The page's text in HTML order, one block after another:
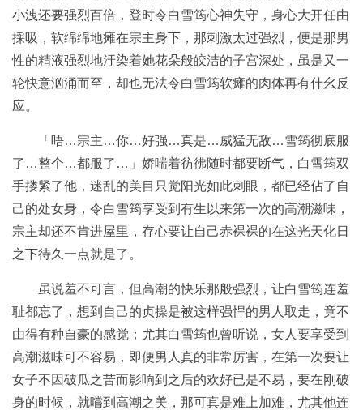
小洩还要强烈百倍，登时令白雪筠心神失守，身心大开任由
採吸，软绵绵地瘫在宗主身下，那刺激太过强烈，便是那男
性的精液强烈地汙染着她花朵般皎洁的子宫深处，虽是又一
轮快意汹涌而至，却也无法令白雪筠软瘫的肉体再有什幺反
应。
「唔…宗主…你…好强…真是…威猛无敌…雪筠彻底服
了…整个…都服了…」娇喘着彷彿随时都要断气，白雪筠双
手搂紧了他，迷乱的美目只觉阳光如此刺眼，都已经佔了自
己的处女身，令白雪筠享受到有生以来第一次的高潮滋味，
宗主却还不肯进屋里，存心要让自己赤裸裸的在这光天化日
之下待久一点就是了。
虽说羞不可言，但高潮的快乐那般强烈，让白雪筠连羞
耻都忘了，想到自己的贞操是被这样强悍的男人取走，竟不
由得有种自豪的感觉；尤其白雪筠也曾听说，女人要享受到
高潮滋味可不容易，即便男人真的非常厉害，在第一次要让
女子不因破瓜之苦而影响到之后的欢好已是不易，要在刚破
身的时候，就嚐到高潮之美，那可真是难上加难，尤其他连